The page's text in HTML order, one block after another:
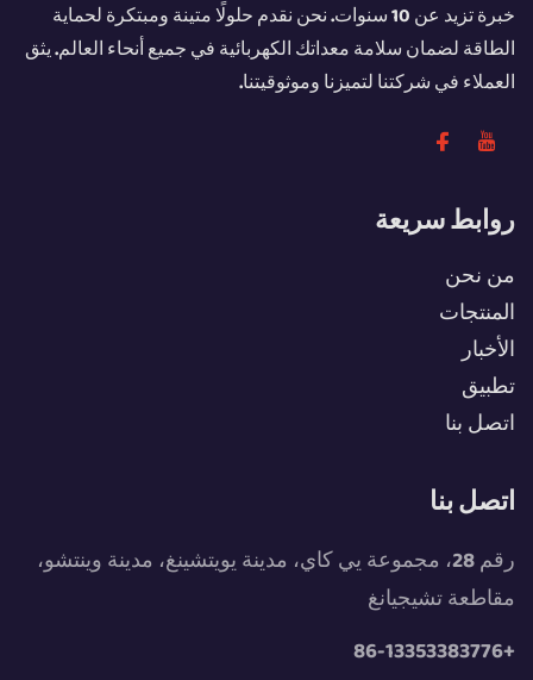
خبرة تزيد عن 10 سنوات. نحن نقدم حلولًا متينة ومبتكرة لحماية
الطاقة لضمان سلامة معداتك الكهربائية في جميع أنحاء العالم. يثق
العملاء في شركتنا لتميزنا وموثوقيتنا.
روابط سريعة
من نحن
المنتجات
الأخبار
تطبيق
اتصل بنا
اتصل بنا
رقم 28، مجموعة يي كاي، مدينة يويتشينغ، مدينة وينتشو،
مقاطعة تشيجيانغ
+86-13353383776